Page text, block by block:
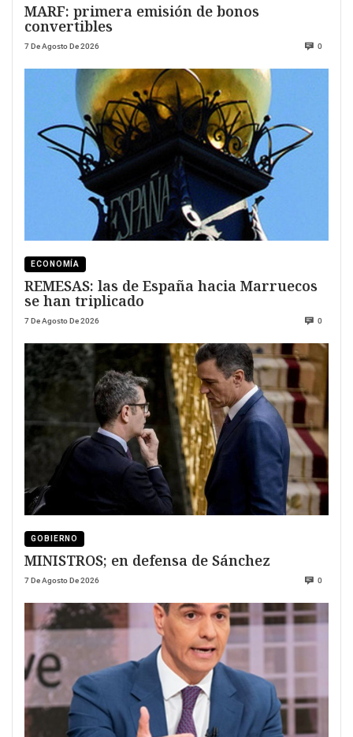
MARF: primera emisión de bonos
convertibles
7 De Agosto De 2026 0
ECONOMÍA
REMESAS: las de España hacia Marruecos
se han triplicado
7 De Agosto De 2026 0
GOBIERNO
MINISTROS; en defensa de Sánchez
7 De Agosto De 2026 0